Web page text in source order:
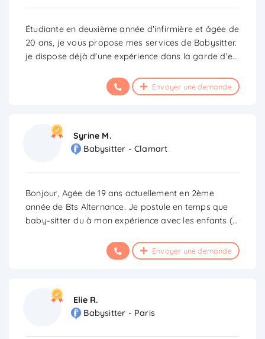
Étudiante en deuxième année d'infirmière et âgée de
20 ans, je vous propose mes services de Babysitter.
je dispose déjà d'une expérience dans la garde d'e...
Envoyer une demande
Syrine M.
Babysitter - Clamart
Bonjour, Agée de 19 ans actuellement en 2ème
année de Bts Alternance. Je postule en temps que
baby-sitter du à mon expérience avec les enfants (...
Envoyer une demande
Elie R.
Babysitter - Paris